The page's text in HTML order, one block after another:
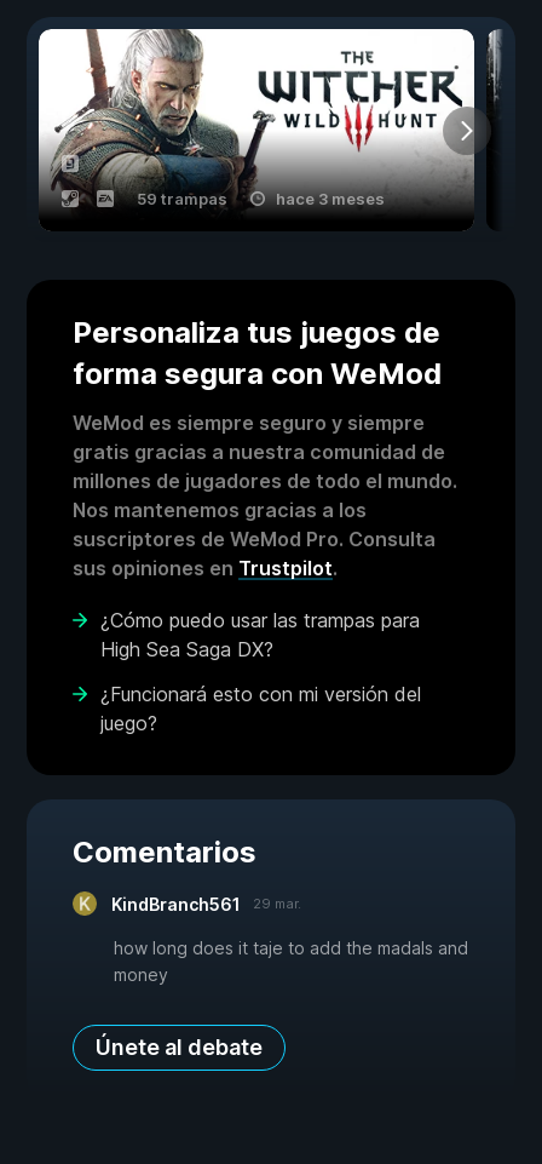
59 trampas hace 3 meses
Personaliza tus juegos de
forma segura con WeMod
WeMod es siempre seguro y siempre
gratis gracias a nuestra comunidad de
millones de jugadores de todo el mundo.
Nos mantenemos gracias a los
suscriptores de WeMod Pro. Consulta
sus opiniones en Trustpilot.
¿Cómo puedo usar las trampas para
High Sea Saga DX?
¿Funcionará esto con mi versión del
juego?
Comentarios
KindBranch561 29 mar.
how long does it taje to add the madals and
money
Únete al debate